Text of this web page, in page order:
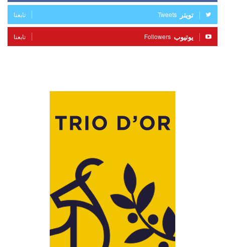
تويتر Tweets تابعنا
يوتيوب Followers تابعنا